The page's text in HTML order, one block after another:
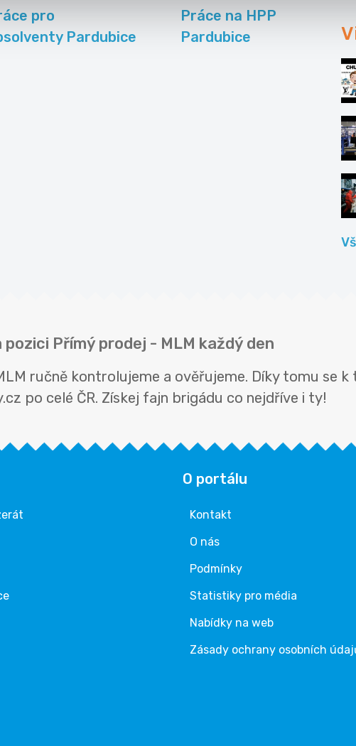
pro
Pardubice
Práce na HPP
Pardubice
Přímý prodej - MLM každý den
ručně kontrolujeme a ověřujeme. Díky tomu se
po celé ČR. Získej fajn brigádu co nejdříve i ty!
O portálu
Kontakt
O nás
Podmínky
Statistiky pro média
Nabídky na web
Zásady ochrany osobních